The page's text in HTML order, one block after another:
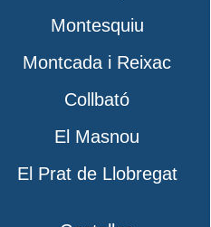
Montesquiu
Montcada i Reixac
Collbató
El Masnou
El Prat de Llobregat